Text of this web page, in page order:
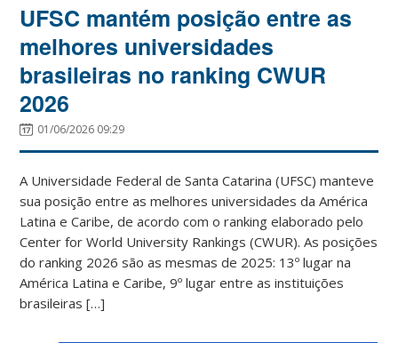
UFSC mantém posição entre as
melhores universidades
brasileiras no ranking CWUR
2026
01/06/2026 09:29
A Universidade Federal de Santa Catarina (UFSC) manteve
sua posição entre as melhores universidades da América
Latina e Caribe, de acordo com o ranking elaborado pelo
Center for World University Rankings (CWUR). As posições
do ranking 2026 são as mesmas de 2025: 13º lugar na
América Latina e Caribe, 9º lugar entre as instituições
brasileiras […]